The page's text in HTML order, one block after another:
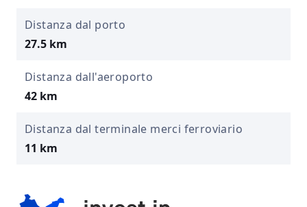
Distanza dal porto
27.5 km
Distanza dall'aeroporto
42 km
Distanza dal terminale merci ferroviario
11 km